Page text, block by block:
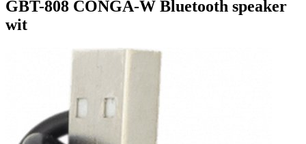
GBT-808 CONGA-W Bluetooth speaker
wit